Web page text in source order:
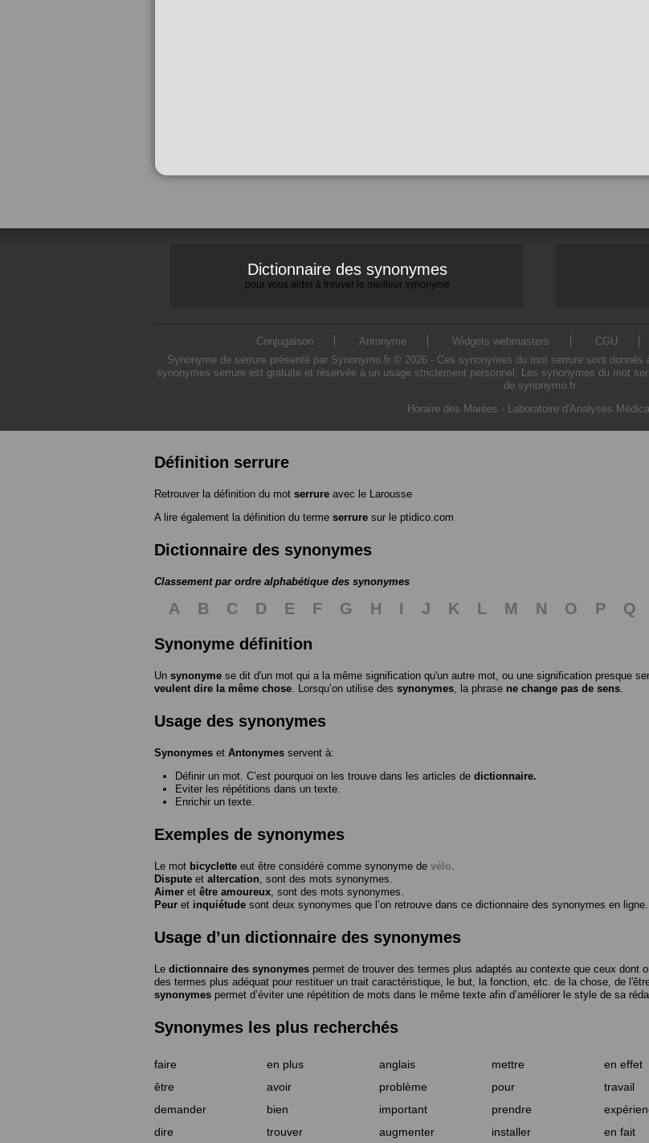
Dictionnaire des synonymes
pour vous aider à trouver le meilleur synonyme
Conjugaison Antonyme Widgets webmasters CGU
Synonyme de serrure présenté par Synonymo.fr © 2026 - Ces synonymes du mot serrure sont
synonymes serrure est gratuite et réservée à un usage strictement personnel. Les synonymes du mot
de synonymo.fr
Horaire des Marées - Laboratoire d'Analyses
Définition serrure
Retrouver la définition du mot serrure avec le Larousse
A lire également la définition du terme serrure sur le ptidico.com
Dictionnaire des synonymes
Classement par ordre alphabétique des synonymes
A B C D E F G H I J K L M N O P Q
Synonyme définition
Un synonyme se dit d'un mot qui a la même signification qu'un autre mot, ou une signification presque
veulent dire la même chose . Lorsqu’on utilise des synonymes , la phrase ne change pas de sens
Usage des synonymes
Synonymes et Antonymes servent à:
Définir un mot. C’est pourquoi on les trouve dans les articles de dictionnaire.
Eviter les répétitions dans un texte.
Enrichir un texte.
Exemples de synonymes
Le mot bicyclette eut être considéré comme synonyme de vélo
Dispute et altercation , sont des mots synonymes.
Aimer et être amoureux , sont des mots synonymes.
Peur et inquiétude sont deux synonymes que l’on retrouve dans ce dictionnaire des synonymes en ligne.
Usage d’un dictionnaire des synonymes
Le dictionnaire des synonymes permet de trouver des termes plus adaptés au contexte que ceux dont
des termes plus adéquat pour restituer un trait caractéristique, le but, la fonction, etc. de la chose, de
synonymes permet d’éviter une répétition de mots dans le même texte afin d’améliorer le style de sa
Synonymes les plus recherchés
faire en plus anglais mettre en effet
être
avoir problème pour travail
demander
bien important prendre
dire
trouver augmenter installer en fait